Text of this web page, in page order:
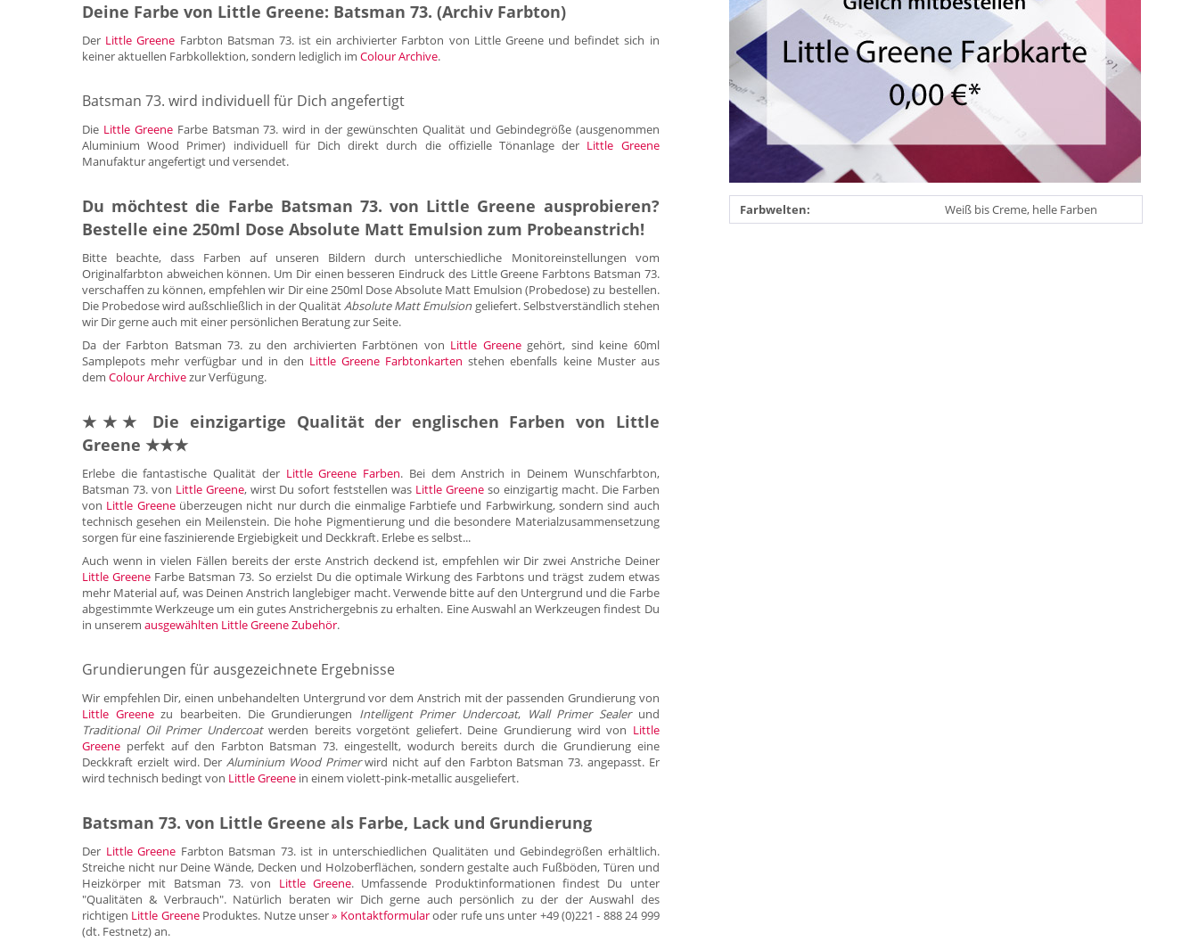
Farbwelten: Weiß bis Creme, helle Farben
Deine Farbe von Little Greene: Batsman 73. (Archiv Farbton)
Der Little Greene Farbton Batsman 73. ist ein archivierter Farbton von Little Greene und befindet sich in
keiner aktuellen Farbkollektion, sondern lediglich im Colour Archive.
Batsman 73. wird individuell für Dich angefertigt
Die Little GreeneFarbe Batsman 73. wird in der gewünschten Qualität und Gebindegröße (ausgenommen
Aluminium Wood Primer) individuell für Dich direkt durch die offizielle Tönanlage der Little Greene
Manufaktur angefertigt und versendet.
Du möchtest die Farbe Batsman 73. von Little Greene ausprobieren?
Bestelle eine 250ml Dose Absolute Matt Emulsion zum Probeanstrich!
Bitte beachte, dass Farben auf unseren Bildern durch unterschiedliche Monitoreinstellungen vom
Originalfarbton abweichen können. Um Dir einen besseren Eindruck des Little Greene Farbtons Batsman 73.
verschaffen zu können, empfehlen wir Dir eine 250ml Dose Absolute Matt Emulsion (Probedose) zu bestellen.
Die Probedose wird außschließlich in der QualitätAbsolute Matt Emulsiongeliefert. Selbstverständlich stehen
wir Dir gerne auch mit einer persönlichen Beratung zur Seite.
Da der Farbton Batsman 73. zu den archivierten Farbtönen von Little Greenegehört, sind keine 60ml
Samplepots mehr verfügbar und in den Little Greene Farbtonkarten stehen ebenfalls keine Muster aus
dem Colour Archivezur Verfügung.
★★★ Die einzigartige Qualität der englischen Farben von Little
Greene ★★★
Erlebe die fantastische Qualität der Little Greene Farben. Bei dem Anstrich in Deinem Wunschfarbton,
Batsman 73. von Little Greene, wirst Du sofort feststellen was Little Greene so einzigartig macht. Die Farben
von Little Greeneüberzeugen nicht nur durch die einmalige Farbtiefe und Farbwirkung, sondern sind auch
technisch gesehen ein Meilenstein. Die hohe Pigmentierung und die besondere Materialzusammensetzung
sorgen für eine faszinierende Ergiebigkeit und Deckkraft. Erlebe es selbst...
Auch wenn in vielen Fällen bereits der erste Anstrich deckend ist, empfehlen wir Dir zwei Anstriche Deiner
Little Greene Farbe Batsman 73. So erzielst Du die optimale Wirkung des Farbtons und trägst zudem etwas
mehr Material auf, was Deinen Anstrich langlebiger macht. Verwende bitte auf den Untergrund und die Farbe
abgestimmte Werkzeuge um ein gutes Anstrichergebnis zu erhalten. Eine Auswahl an Werkzeugen findest Du
in unserem ausgewählten Little Greene Zubehör.
Grundierungen für ausgezeichnete Ergebnisse
Wir empfehlen Dir, einen unbehandelten Untergrund vor dem Anstrich mit der passenden Grundierung von
Little Greenezu bearbeiten. Die Grundierungen Intelligent Primer Undercoat, Wall Primer Sealerund
Traditional Oil Primer Undercoatwerden bereits vorgetönt geliefert. Deine Grundierung wird von Little
Greene perfekt auf den Farbton Batsman 73. eingestellt, wodurch bereits durch die Grundierung eine
Deckkraft erzielt wird. DerAluminium Wood Primerwird nicht auf den Farbton Batsman 73. angepasst. Er
wird technisch bedingt von Little Greene in einem violett-pink-metallic ausgeliefert.
Batsman 73. von Little Greene als Farbe, Lack und Grundierung
Der Little Greene Farbton Batsman 73. ist in unterschiedlichen Qualitäten und Gebindegrößen erhältlich.
Streiche nicht nur Deine Wände, Decken und Holzoberflächen, sondern gestalte auch Fußböden, Türen und
Heizkörper mit Batsman 73. von Little Greene. Umfassende Produktinformationen findest Du unter
"Qualitäten & Verbrauch". Natürlich beraten wir Dich gerne auch persönlich zu der der Auswahl des
richtigen Little GreeneProduktes. Nutze unser» Kontaktformularoder rufe uns unter +49 (0)221 - 888 24 999
(dt. Festnetz) an.